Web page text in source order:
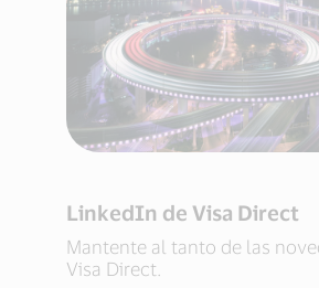
LinkedIn de Visa Direct
Mantente al tanto de las
Visa Direct.